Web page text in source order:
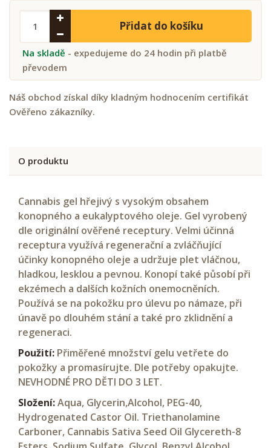
Přidat do košíku
Na skladě - expedujeme do 24 hodin při platbě
převodem
Náš obchod získal díky kladným hodnocením certifikát
Ověřeno zákazníky.
O produktu
Cannabis gel hřejivý s vysokým obsahem
konopného a eukalyptového oleje. Gel vyrobený
dle originální ověřené receptury. Velmi účinná
receptura využívá regenerační a zvláčňující
účinky konopného oleje a udržuje plet vláčnou,
hladkou, lesklou a pevnou. Konopí také působí při
ekzémech a dalších kožních onemocněních.
Používá se na pokožku pro úlevu po námaze, při
únavě po dlouhém stání a také pro zklidnění a
regeneraci.
Použití: Přiměřené množství gelu vetřete do
pokožky a promasírujte. Dle potřeby opakujte.
NEVHODNÉ PRO DĚTI DO 3 LET.
Složení:Aqua, Glycerin,Alcohol, PEG-40,
Hydrogenated Castor Oil. Triethanolamine
Carboner, Cannabis Sativa Seed Oil Glycereth-8